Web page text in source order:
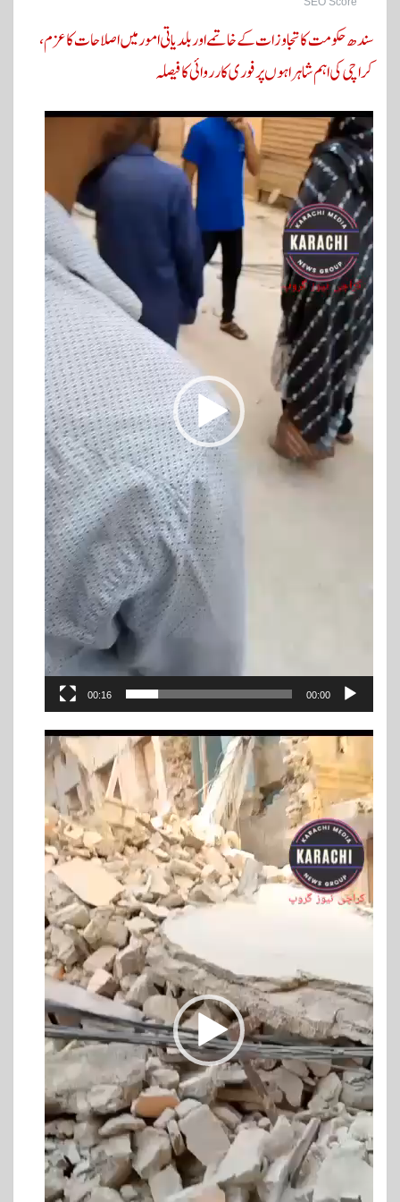
سندھ حکومت کا تجاوزات کے خاتمے اور بلدیاتی امور میں اصلاحات کا عزم،
کراچی کی اہم شاہراہوں پر فوری کارروائی کا فیصلہ
ویڈیو
پلیئر
00:00
00:16
ویڈیو